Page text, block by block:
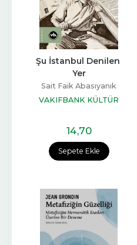
Sepete Ekle
Şu İstanbul Denilen
Yer
Sait Faik Abasıyanık
VAKIFBANK KÜLTÜR
14,70